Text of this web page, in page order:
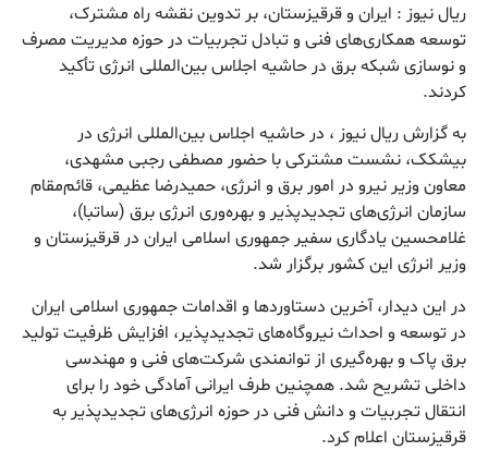
ریال نیوز : ایران و قرقیزستان، بر تدوین نقشه راه مشترک،
توسعه همکاری‌های فنی و تبادل تجربیات در حوزه مدیریت مصرف
و نوسازی شبکه برق در حاشیه اجلاس بین‌المللی انرژی تأکید
کردند.
به گزارش ریال نیوز ، در حاشیه اجلاس بین‌المللی انرژی در
بیشکک، نشست مشترکی با حضور مصطفی رجبی مشهدی،
معاون وزیر نیرو در امور برق و انرژی، حمیدرضا عظیمی، قائم‌مقام
سازمان انرژی‌های تجدیدپذیر و بهره‌وری انرژی برق (ساتبا)،
غلامحسین یادگاری سفیر جمهوری اسلامی ایران در قرقیزستان و
وزیر انرژی این کشور برگزار شد.
در این دیدار، آخرین دستاورد‌ها و اقدامات جمهوری اسلامی ایران
در توسعه و احداث نیروگاه‌های تجدیدپذیر، افزایش ظرفیت تولید
برق پاک و بهره‌گیری از توانمندی شرکت‌های فنی و مهندسی
داخلی تشریح شد. همچنین طرف ایرانی آمادگی خود را برای
انتقال تجربیات و دانش فنی در حوزه انرژی‌های تجدیدپذیر به
قرقیزستان اعلام کرد.